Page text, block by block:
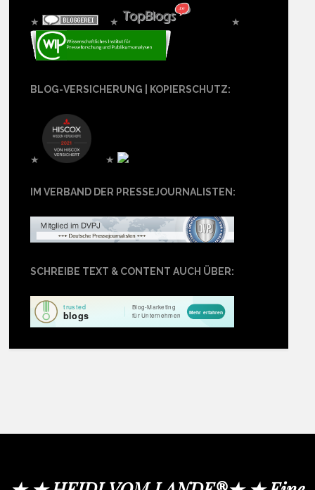
★ ★ ★
BLOG-VERSICHERUNG | KOPIERSCHUTZ:
★ ★
IM VERBAND DER PRESSEJOURNALISTEN:
SCHREIBE TEXT & CONTENT AUCH ÜBER: